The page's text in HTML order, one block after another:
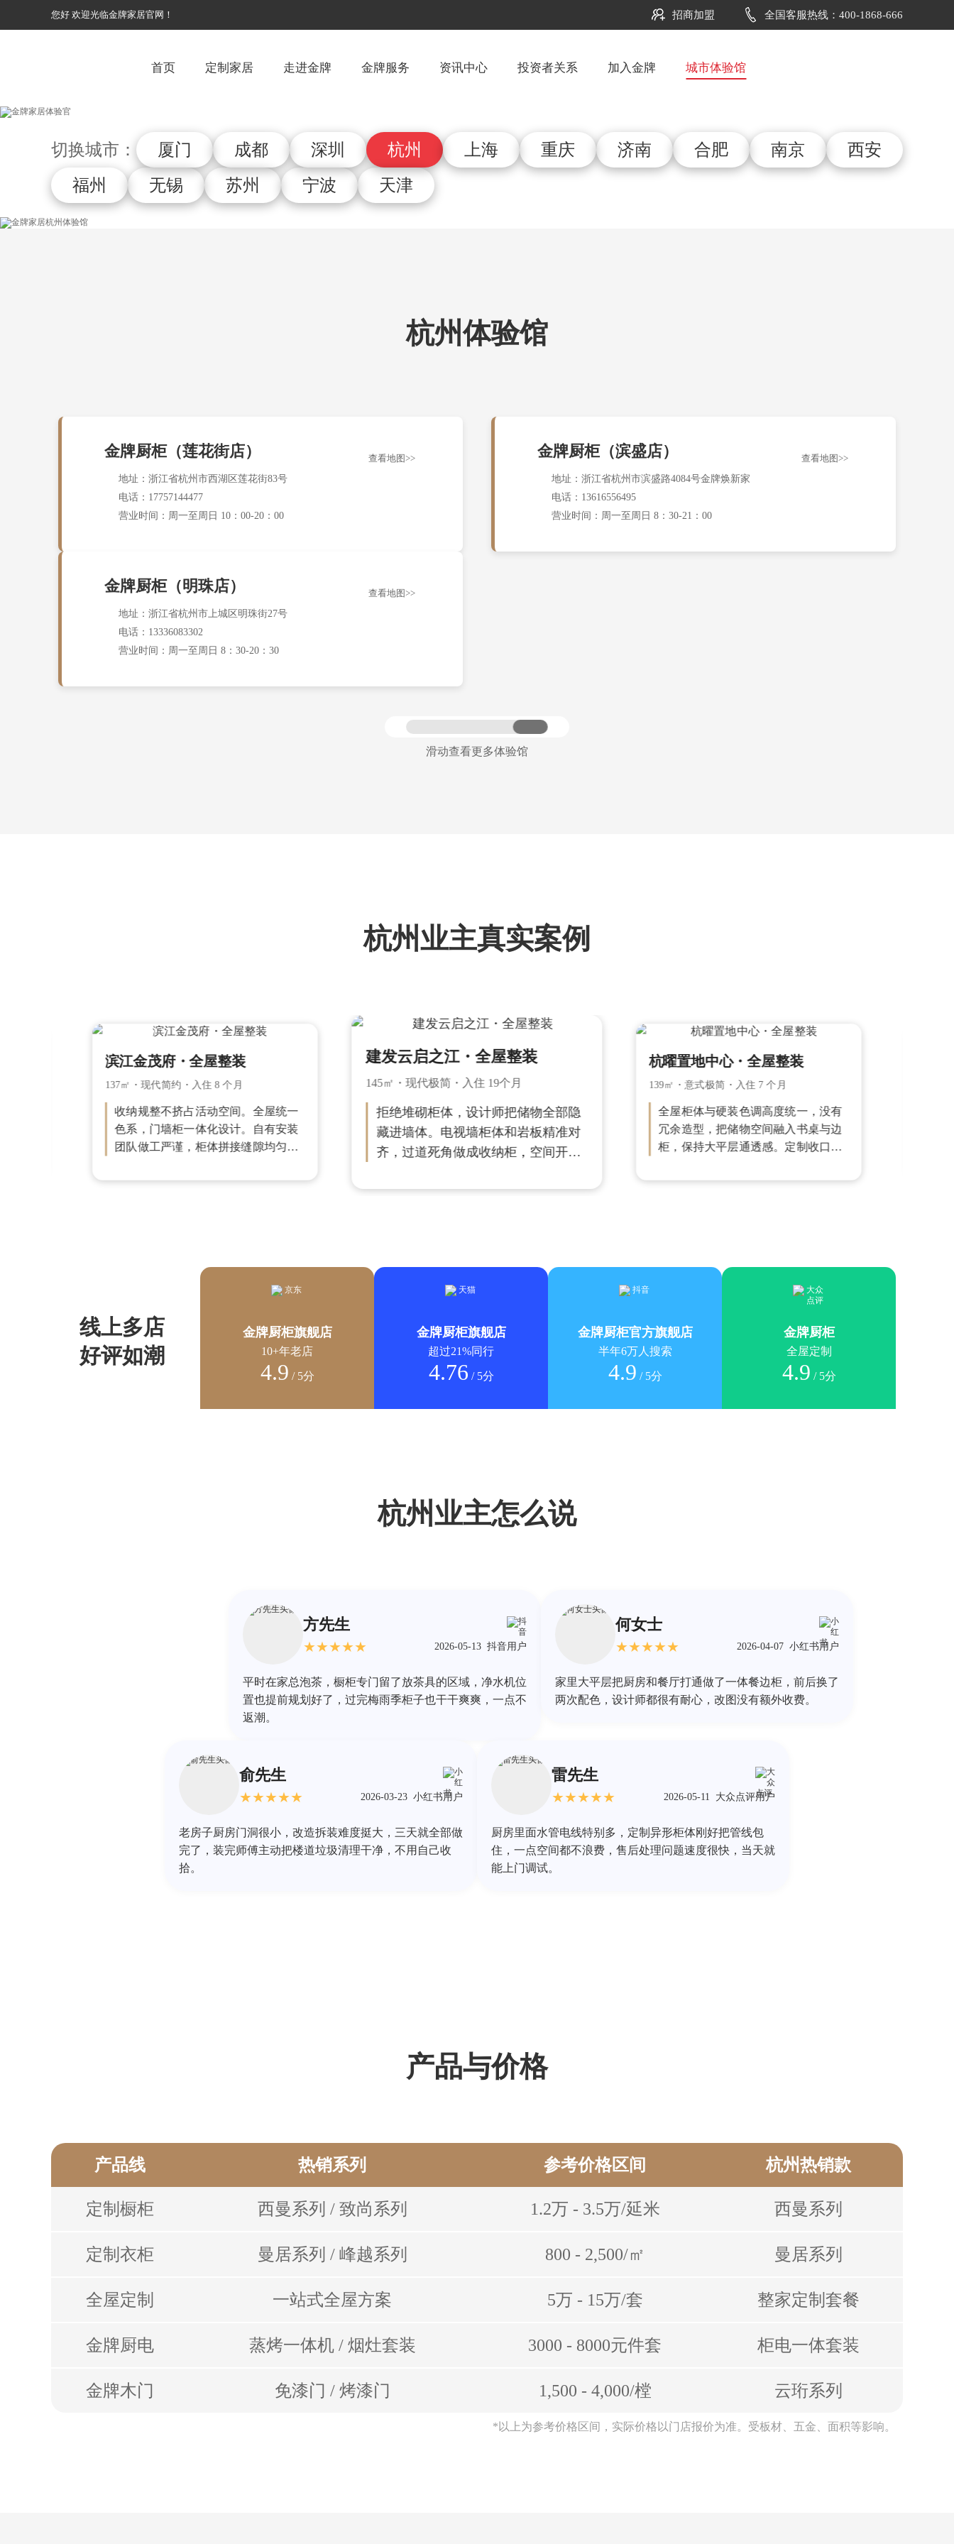
您好 欢迎光临金牌家居官网！ 招商加盟 全国客服热线：400-1868-666
首页 定制家居 走进金牌 金牌服务 资讯中心 投资者关系 加入金牌 城市体验馆
切换城市： 厦门 成都 深圳 杭州 上海 重庆 济南 合肥 南京
西安
福州
无锡 苏州 宁波 天津
杭州体验馆
金牌厨柜（莲花街店）
地址：浙江省杭州市西湖区莲花街83号
电话：17757144477
营业时间：周一至周日 10：00-20：00
查看地图>> 金牌厨柜（滨盛店）
地址：浙江省杭州市滨盛路4084号金牌焕新家
电话：13616556495
营业时间：周一至周日 8：30-21：00
查看地图>>
金牌厨柜（明珠店）
地址：浙江省杭州市上城区明珠街27号
电话：13336083302
营业时间：周一至周日 8：30-20：30
查看地图>>
滑动查看更多体验馆
杭州业主真实案例
滨江金茂府・全屋整装
137㎡・现代简约・入住 8 个月
收纳规整不挤占活动空间。全屋统一
色系，门墙柜一体化设计。自有安装
团队做工严谨，柜体拼接缝隙均匀，
建发云启之江・全屋整装
145㎡・现代极简・入住 19个月
拒绝堆砌柜体，设计师把储物全部隐
藏进墙体。电视墙柜体和岩板精准对
齐，过道死角做成收纳柜，空间开阔
观，居家整洁不杂乱。
杭曜置地中心・全屋整装
139㎡・意式极简・入住 7 个月
全屋柜体与硬装色调高度统一，没有
冗余造型，把储物空间融入书桌与边
柜，保持大平层通透感。定制收口平
完工实景超出预期。
线上多店
好评如潮
金牌厨柜旗舰店
10+年老店
4.9 / 5分
金牌厨柜旗舰店
超过21%同行
4.76 / 5分
金牌厨柜官方旗舰店
半年6万人搜索
4.9 / 5分
金牌厨柜
全屋定制
4.9 / 5分
杭州业主怎么说
方先生
★★★★★ 2026-05-13 抖音用户
平时在家总泡茶，橱柜专门留了放茶具的区域，净水机位
置也提前规划好了，过完梅雨季柜子也干干爽爽，一点不
返潮。
何女士
★★★★★ 2026-04-07 小红书用户
家里大平层把厨房和餐厅打通做了一体餐边柜，前后换了
两次配色，设计师都很有耐心，改图没有额外收费。
俞先生
★★★★★ 2026-03-23 小红书用户
老房子厨房门洞很小，改造拆装难度挺大，三天就全部做
完了，装完师傅主动把楼道垃圾清理干净，不用自己收
拾。
雷先生
★★★★★ 2026-05-11 大众点评用户
厨房里面水管电线特别多，定制异形柜体刚好把管线包
住，一点空间都不浪费，售后处理问题速度很快，当天就
能上门调试。
产品与价格
产品线 热销系列 参考价格区间 杭州热销款
定制橱柜 ⻄曼系列 / 致尚系列 1.2万 - 3.5万/延⽶ ⻄曼系列
定制⾐柜 曼居系列 / 峰越系列 800 - 2,500/㎡ 曼居系列
全屋定制 ⼀站式全屋⽅案 5万 - 15万/套 整家定制套餐
⾦牌厨电 蒸烤⼀体机 / 烟灶套装 3000 - 8000元件套 柜电⼀体套装
⾦牌⽊⻔ 免漆门 / 烤漆门 1,500 - 4,000/樘 云珩系列
*以上为参考价格区间，实际价格以⻔店报价为准。受板材、五⾦、⾯积等影响。